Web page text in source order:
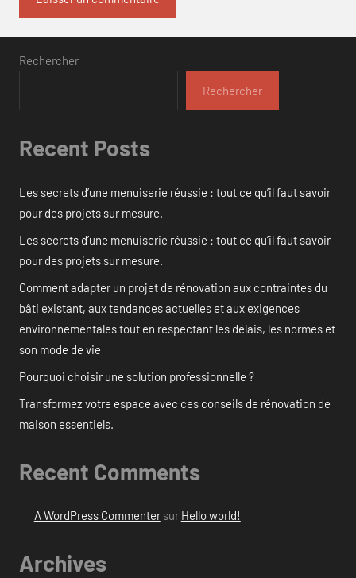
Rechercher
Rechercher
Recent Posts
Les secrets d’une menuiserie réussie : tout ce qu’il faut savoir
pour des projets sur mesure.
Les secrets d’une menuiserie réussie : tout ce qu’il faut savoir
pour des projets sur mesure.
Comment adapter un projet de rénovation aux contraintes du
bâti existant, aux tendances actuelles et aux exigences
environnementales tout en respectant les délais, les normes et
son mode de vie
Pourquoi choisir une solution professionnelle ?
Transformez votre espace avec ces conseils de rénovation de
maison essentiels.
Recent Comments
A WordPress Commentersur Hello world!
Archives